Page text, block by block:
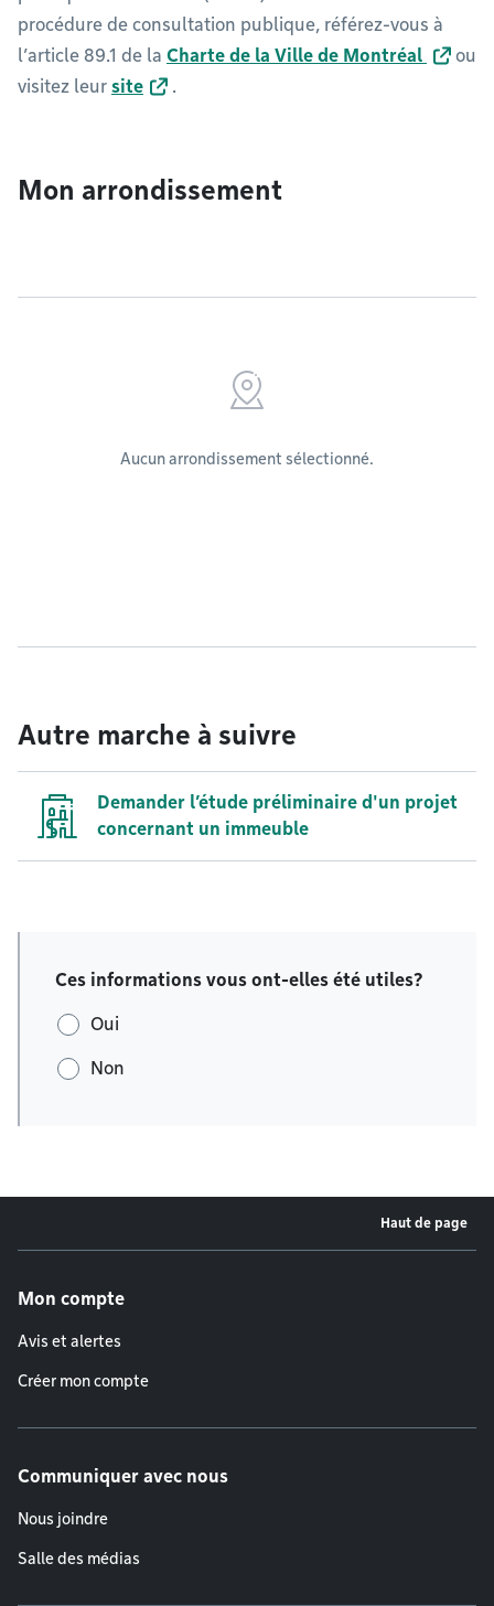
procédure de consultation publique, référez-vous à
l’article 89.1 de la Charte de la Ville de Montréal
ou
visitez leur site .
Mon arrondissement
Aucun arrondissement sélectionné.
Autre marche à suivre
Demander l’étude préliminaire d'un projet
concernant un immeuble
Ces informations vous ont-elles été utiles?
Oui
Non
Haut de page
Mon compte
Avis et alertes
Créer mon compte
Communiquer avec nous
Nous joindre
Salle des médias